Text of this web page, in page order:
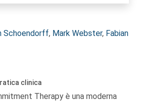
Schoendorff, Mark Webster, Fabian
clinica
Therapy è una moderna